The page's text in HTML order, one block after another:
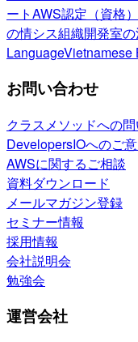
ートAWS認定（資格）
の情シス組織開発室
LanguageVietnamese
お問い合わせ
クラスメソッドへの
DevelopersIOへのご
AWSに関するご相談
資料ダウンロード
メールマガジン登録
セミナー情報
採用情報
会社説明会
勉強会
運営会社